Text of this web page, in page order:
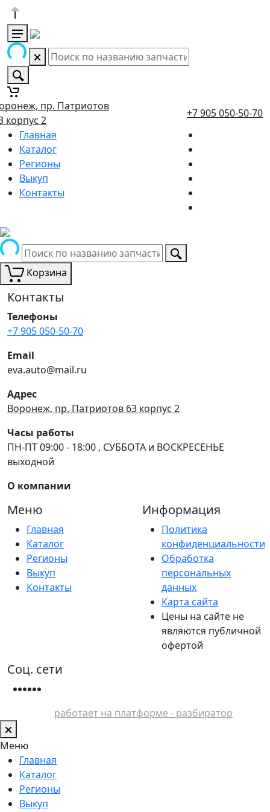
пр. Патриотов
корпус 2
+7 905 050-50-70
Главная
Каталог
Регионы
Выкуп
Контакты
Корзина
Контакты
Телефоны
+7 905 050-50-70
Email
eva.auto@mail.ru
Адрес
Воронеж, пр. Патриотов 63 корпус 2
Часы работы
ПН-ПТ 09:00 - 18:00 , СУББОТА и ВОСКРЕСЕНЬЕ
выходной
О компании
Меню
Главная
Каталог
Регионы
Выкуп
Контакты
Информация
Политика
конфиденциальности
Обработка
персональных
данных
Карта сайта
Цены на сайте не
являются публичной
офертой
Соц. сети
работает на платформе - разбиратор
Меню
Главная
Каталог
Регионы
Выкуп